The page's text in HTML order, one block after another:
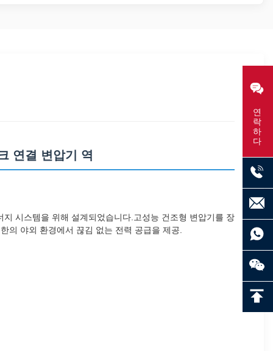
연락하다
연결 변압기 역
시스템을 위해 설계되었습니다.고성능 건조형 변압기를 장
의 야외 환경에서 끊김 없는 전력 공급을 제공.